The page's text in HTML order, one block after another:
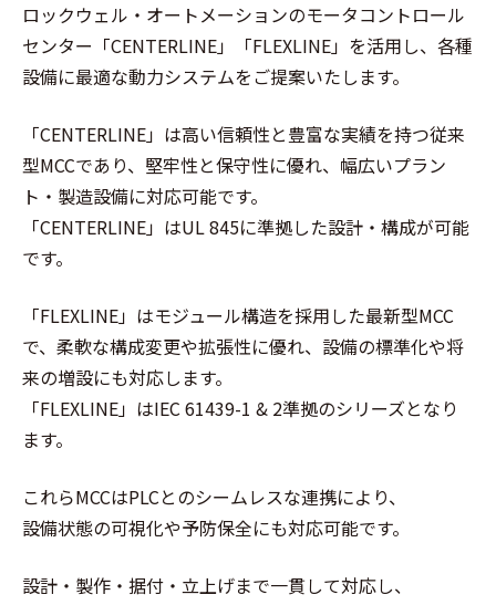
ロックウェル・オートメーションのモータコントロール
センター「CENTERLINE」「FLEXLINE」を活用し、各種
設備に最適な動力システムをご提案いたします。
「CENTERLINE」は高い信頼性と豊富な実績を持つ従来
型MCCであり、堅牢性と保守性に優れ、幅広いプラン
ト・製造設備に対応可能です。
「CENTERLINE」はUL 845に準拠した設計・構成が可能
です。
「FLEXLINE」はモジュール構造を採用した最新型MCC
で、柔軟な構成変更や拡張性に優れ、設備の標準化や将
来の増設にも対応します。
「FLEXLINE」はIEC 61439-1 & 2準拠のシリーズとなり
ます。
これらMCCはPLCとのシームレスな連携により、
設備状態の可視化や予防保全にも対応可能です。
設計・製作・据付・立上げまで一貫して対応し、